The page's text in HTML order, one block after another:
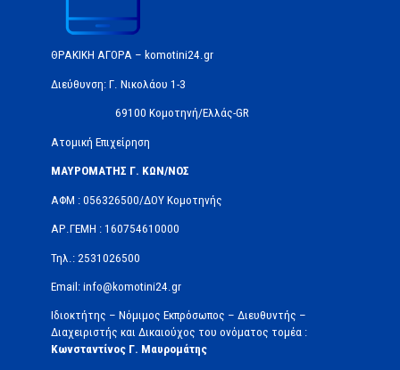
ΘΡΑΚΙΚΗ ΑΓΟΡΑ – komotini24.gr
Διεύθυνση: Γ. Νικολάου 1-3
69100 Κομοτηνή/Ελλάς-GR
Ατομική Επιχείρηση
ΜΑΥΡΟΜΑΤΗΣ Γ. ΚΩΝ/ΝΟΣ
ΑΦΜ : 056326500/ΔOΥ Κομοτηνής
ΑΡ.ΓΕΜΗ : 160754610000
Τηλ.: 2531026500
Email: info@komotini24.gr
Ιδιοκτήτης – Νόμιμος Εκπρόσωπος – Διευθυντής –
Διαχειριστής και Δικαιούχος του ονόματος τομέα :
Κωνσταντίνος Γ. Μαυρομάτης